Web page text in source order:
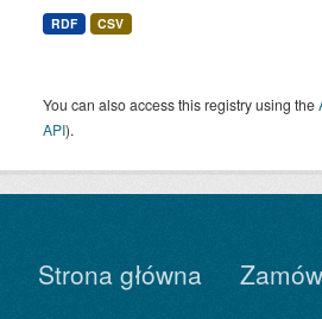
RDF CSV
You can also access this registry using the
API).
Strona główna